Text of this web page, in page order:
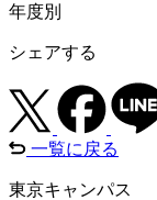
年度別
シェアする
一覧に戻る
東京キャンパス